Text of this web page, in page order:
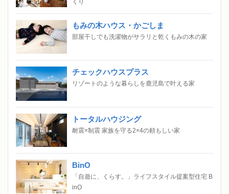
もみの木ハウス・かごしま
部屋干しでも洗濯物がサラリと乾くもみの木の家
チェックハウスプラス
リゾートのような暮らしを鹿児島で叶える家
トータルハウジング
耐震×制震 家族を守る2×4の頼もしい家
BinO
「自遊に、くらす。」ライフスタイル提案型住宅 B
inO